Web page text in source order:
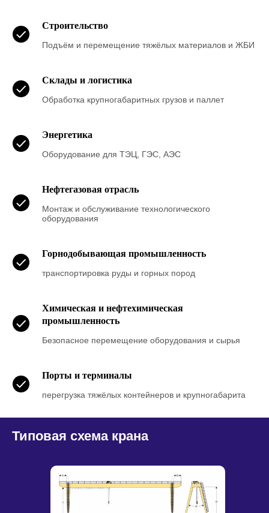
Строительство
Подъём и перемещение тяжёлых материалов и ЖБИ
Склады и логистика
Обработка крупногабаритных грузов и паллет
Энергетика
Оборудование для ТЭЦ, ГЭС, АЭС
Нефтегазовая отрасль
Монтаж и обслуживание технологического
оборудования
Горнодобывающая промышленность
транспортировка руды и горных пород
Химическая и нефтехимическая
промышленность
Безопасное перемещение оборудования и сырья
Порты и терминалы
перегрузка тяжёлых контейнеров и крупногабарита
Типовая схема крана